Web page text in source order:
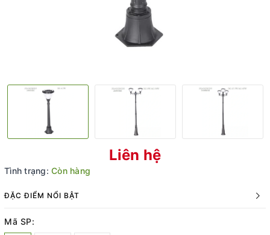
Liên hệ
Tình trạng: Còn hàng
ĐẶC ĐIỂM NỔI BẬT
Mã SP: